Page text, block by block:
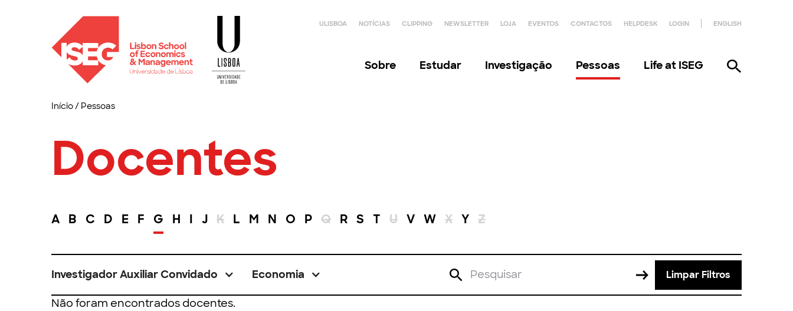
ULISBOA NOTÍCIAS CLIPPING NEWSLETTER LOJA EVENTOS CONTACTOS HELPDESK LOGIN ENGLISH
Sobre Estudar Investigação Pessoas Life at ISEG
Início/ Pessoas
Docentes
A B C D E F G H I J K L M N O P Q R S T U V W X Y Z
Investigador Auxiliar Convidado Economia Limpar Filtros
Não foram encontrados docentes.